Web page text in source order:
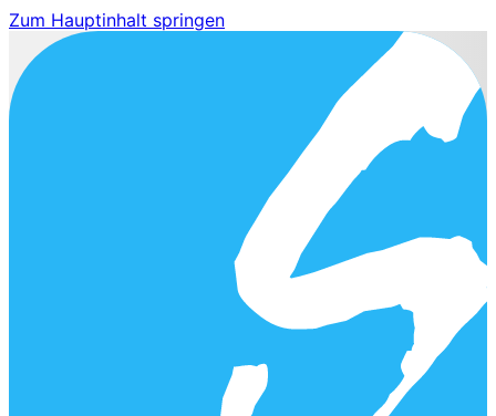
Zum Hauptinhalt springen